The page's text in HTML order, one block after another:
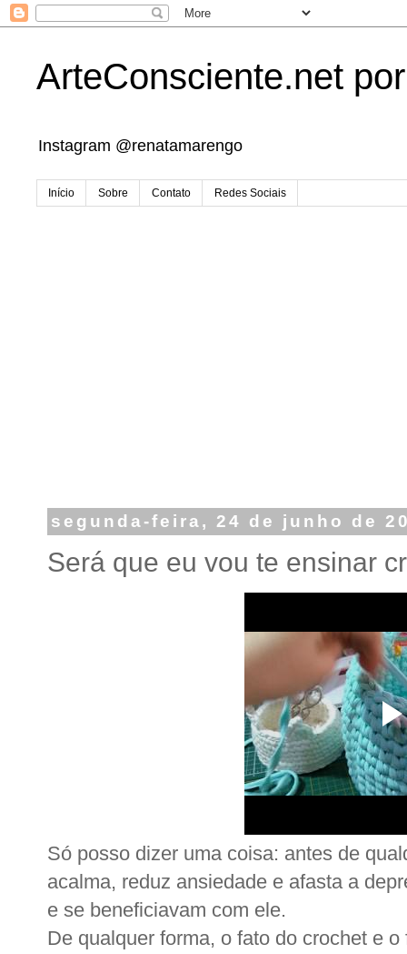
ArteConsciente.net
Instagram @renatamarengo
Início Sobre Contato Redes Sociais
segunda-feira, 24 de junho de
Será que eu vou te ensinar
Só posso dizer uma coisa: antes de
acalma, reduz ansiedade e afasta a
e se beneficiavam com ele.
De qualquer forma, o fato do crochet e